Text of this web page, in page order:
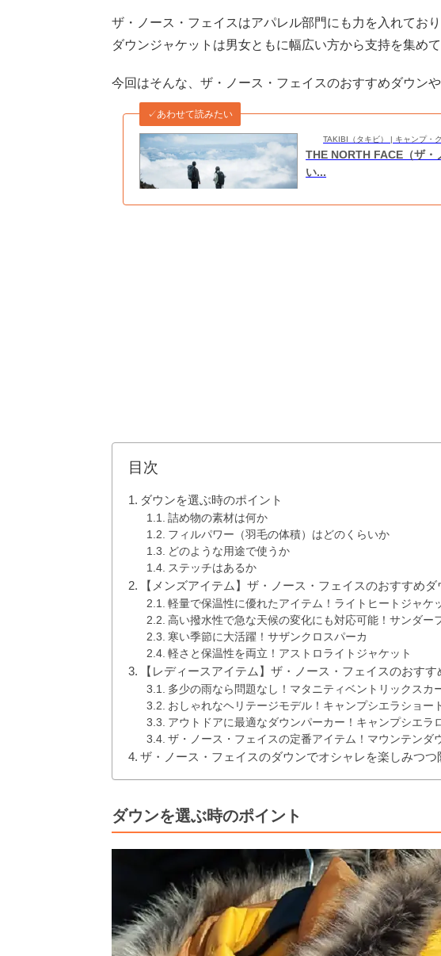
ザ・ノース・フェイスはアパレル部門にも力を入れてお
ダウンジャケットは男女ともに幅広い方から支持を集めて
今回はそんな、ザ・ノース・フェイスのおすすめダウン
TAKIBI（タキビ） | キャンプ・
✓あわせて読みたい
THE NORTH FACE（ザ・
い...
目次
ダウンを選ぶ時のポイント
詰め物の素材は何か
フィルパワー（羽毛の体積）はどのくらいか
どのような用途で使うか
ステッチはあるか
【メンズアイテム】ザ・ノース・フェイスのおすすめダ
軽量で保温性に優れたアイテム！ライトヒートジャケ
高い撥水性で急な天候の変化にも対応可能！サンダー
寒い季節に大活躍！サザンクロスパーカ
軽さと保温性を両立！アストロライトジャケット
【レディースアイテム】ザ・ノース・フェイスのおすす
多少の雨なら問題なし！マタニティベントリックスカ
おしゃれなヘリテージモデル！キャンプシエラショー
アウトドアに最適なダウンパーカー！キャンプシエラ
ザ・ノース・フェイスの定番アイテム！マウンテンダ
ザ・ノース・フェイスのダウンでオシャレを楽しみつつ
ダウンを選ぶ時のポイント